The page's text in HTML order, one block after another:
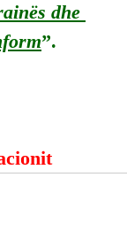
dhe
”.